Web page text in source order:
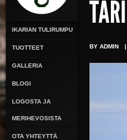
IKARIAN TULIRUMPU
TUOTTEET
GALLERIA
BLOGI
LOGOSTA JA
MERIHEVOSISTA
OTA YHTEYTTÄ
BY ADMIN |